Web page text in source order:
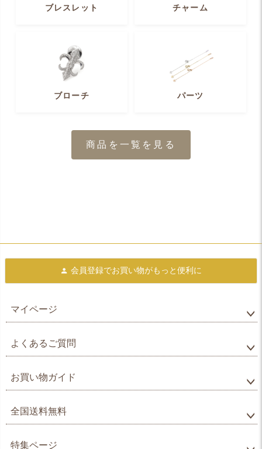
ブレスレット チャーム
ブローチ パーツ
商品を一覧を見る
会員登録でお買い物がもっと便利に
マイページ
よくあるご質問
お買い物ガイド
全国送料無料
特集ページ